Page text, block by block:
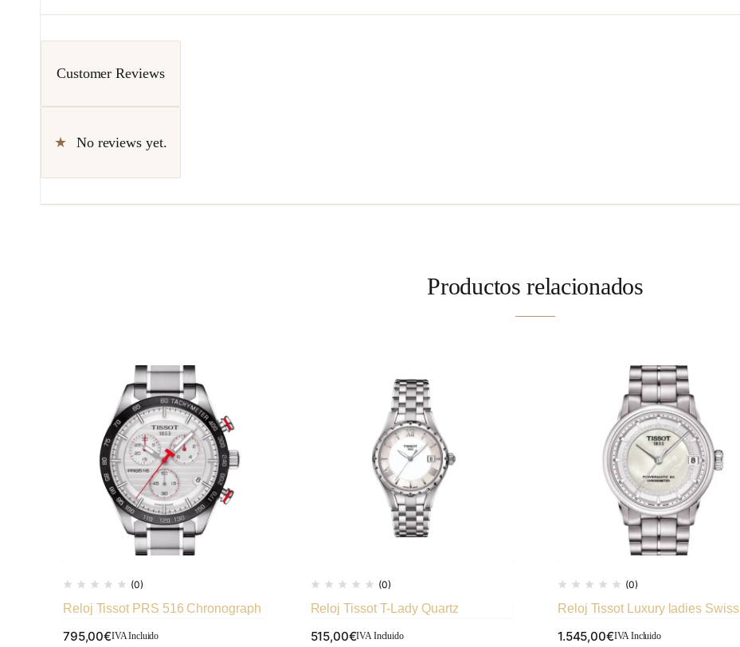
Customer Reviews
No reviews yet.
Productos relacionados
(0)
Reloj Tissot PRS 516 Chronograph
795,00€IVA Incluido
(0)
Reloj Tissot T-Lady Quartz
515,00€IVA Incluido
(0)
Reloj Tissot Luxury ladies Swiss
1.545,00€IVA Incluido